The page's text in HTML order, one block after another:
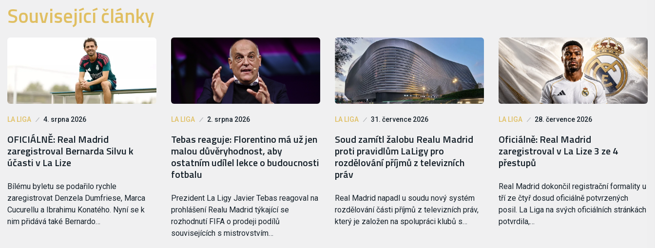
Související články
LA LIGA 4. srpna 2026
OFICIÁLNĚ: Real Madrid
zaregistroval Bernarda Silvu k
účasti v La Lize
Bílému byletu se podařilo rychle
zaregistrovat Denzela Dumfriese, Marca
Cucurellu a Ibrahimu Konatého. Nyní se k
nim přidává také Bernardo…
LA LIGA 2. srpna 2026
Tebas reaguje: Florentino má už jen
malou důvěryhodnost, aby
ostatním udílel lekce o budoucnosti
fotbalu
Prezident La Ligy Javier Tebas reagoval na
prohlášení Realu Madrid týkající se
rozhodnutí FIFA o prodeji podílů
souvisejících s mistrovstvím…
LA LIGA 31. července 2026
Soud zamítl žalobu Realu Madrid
proti pravidlům LaLigy pro
rozdělování příjmů z televizních
práv
Real Madrid napadl u soudu nový systém
rozdělování části příjmů z televizních práv,
který je založen na spolupráci klubů s…
LA LIGA 28. července 2026
Oficiálně: Real Madrid
zaregistroval v La Lize 3 ze 4
přestupů
Real Madrid dokončil registrační formality u
tří ze čtyř dosud oficiálně potvrzených
posil. La Liga na svých oficiálních stránkách
potvrdila,…